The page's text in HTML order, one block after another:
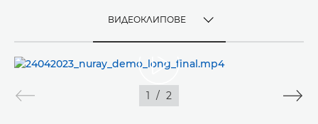
ВИДЕОКЛИПОВЕ
ВИДЕОКЛИПОВЕ
ИЗОБРАЖЕНИЯ
1 / 2